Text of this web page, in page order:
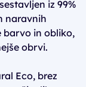
iz 99%
naravnih
barvo in obliko,
obrvi.
Eco, brez